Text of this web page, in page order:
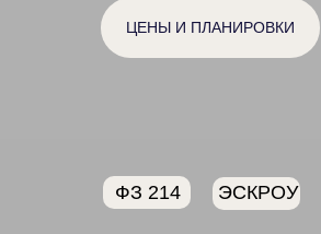
ЦЕНЫ И ПЛАНИРОВКИ
ФЗ 214 ЭСКРОУ